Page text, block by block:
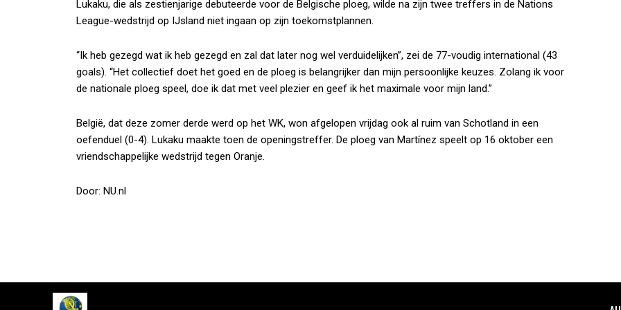
Lukaku, die als zestienjarige debuteerde voor de Belgische ploeg, wilde na zijn twee treffers in de Nations
League-wedstrijd op IJsland niet ingaan op zijn toekomstplannen.
“Ik heb gezegd wat ik heb gezegd en zal dat later nog wel verduidelijken”, zei de 77-voudig international (43
goals). “Het collectief doet het goed en de ploeg is belangrijker dan mijn persoonlijke keuzes. Zolang ik voor
de nationale ploeg speel, doe ik dat met veel plezier en geef ik het maximale voor mijn land.”
België, dat deze zomer derde werd op het WK, won afgelopen vrijdag ook al ruim van Schotland in een
oefenduel (0-4). Lukaku maakte toen de openingstreffer. De ploeg van Martínez speelt op 16 oktober een
vriendschappelijke wedstrijd tegen Oranje.
Door: NU.nl